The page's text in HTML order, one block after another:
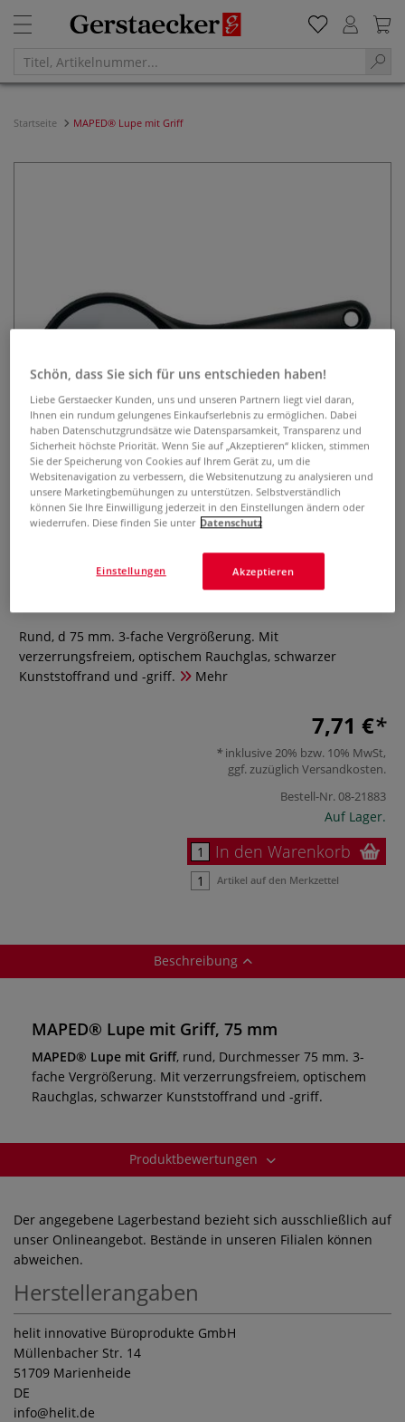
Startseite MAPED® Lupe mit Griff
MAPED® Lupe mit Griff
Rund, d 75 mm. 3-fache Vergrößerung. Mit
verzerrungsfreiem, optischem Rauchglas, schwarzer
Kunststoffrand und -griff.
Mehr
7,71 €
inklusive 20% bzw. 10% MwSt,
ggf. zuzüglich Versandkosten.
Bestell-Nr.08-21883
Auf Lager.
In den Warenkorb
Artikel auf den Merkzettel
Beschreibung
MAPED® Lupe mit Griff, 75 mm
MAPED® Lupe mit Griff, rund, Durchmesser 75 mm. 3-
fache Vergrößerung. Mit verzerrungsfreiem, optischem
Rauchglas, schwarzer Kunststoffrand und -griff.
Produktbewertungen
Der angegebene Lagerbestand bezieht sich ausschließlich auf
unser Onlineangebot. Bestände in unseren Filialen können
abweichen.
Herstellerangaben
helit innovative Büroprodukte GmbH
Müllenbacher Str. 14
51709 Marienheide
DE
info@helit.de
Schön, dass Sie sich für uns entschieden haben!
Liebe Gerstaecker Kunden, uns und unseren Partnern liegt viel daran,
Ihnen ein rundum gelungenes Einkaufserlebnis zu ermöglichen. Dabei
haben Datenschutzgrundsätze wie Datensparsamkeit, Transparenz und
Sicherheit höchste Priorität. Wenn Sie auf „Akzeptieren“ klicken, stimmen
Sie der Speicherung von Cookies auf Ihrem Gerät zu, um die
Websitenavigation zu verbessern, die Websitenutzung zu analysieren und
unsere Marketingbemühungen zu unterstützen. Selbstverständlich
können Sie Ihre Einwilligung jederzeit in den Einstellungen ändern oder
wiederrufen. Diese finden Sie unter Datenschutz
Akzeptieren
Einstellungen